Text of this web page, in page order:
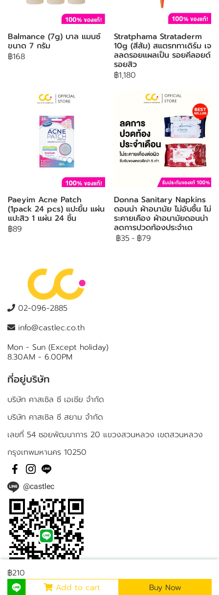
Balmance (7g) บาล แมนซ์
ขนาด 7 กรัม
฿168
Stratphama Strataderm
10g (สีส้ม) สแตรททาเดิร์ม เจ
ลลดรอยแผลเป็น รอยคีลอยด์
รอยสิว
฿1,180
Paeyim Acne Patch
(1pack 24 pcs) แปะยิ้ม แผ่น
แปะสิว 1 แผ่น 24 ชิ้น
฿89
Donna Sanitary Napkins
ดอนน่า ผ้าอนามัย ไม่อับชื้น ไม่
ระคายเคือง ผ้าอนามัยดอนน่า
ลดการปวดท้องประจำเด
฿35- ฿79
฿210
Add to cart
Buy Now
02-096-2885
info@castlec.co.th
Mon - Sun (Except holiday)
8.30AM - 6.00PM
ที่อยู่บริษัท
บริษัท คาสเซิล ซี เอเชีย จำกัด
บริษัท คาสเซิล ซี สยาม จำกัด
เลขที่ 54 ซอยพัฒนาการ 20 แขวงสวนหลวง เขตสวนหลวง
กรุงเทพมหานคร 10250
@castlec